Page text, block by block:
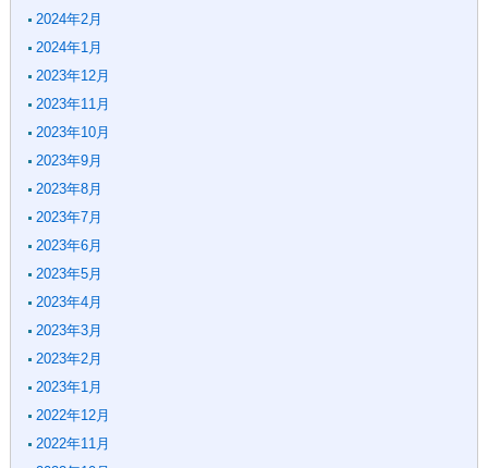
2024年2月
2024年1月
2023年12月
2023年11月
2023年10月
2023年9月
2023年8月
2023年7月
2023年6月
2023年5月
2023年4月
2023年3月
2023年2月
2023年1月
2022年12月
2022年11月